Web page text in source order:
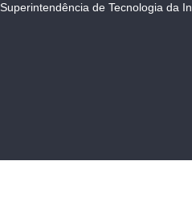
Superintendência de Tecnologia da